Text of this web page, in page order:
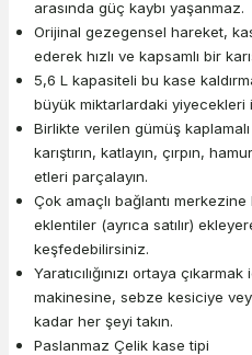
arasında güç kaybı yaşanmaz.
Orijinal gezegensel hareket,
ederek hızlı ve kapsamlı bir
5,6 L kapasiteli bu kase
büyük miktarlardaki yiyecekleri
Birlikte verilen gümüş
karıştırın, katlayın, çırpın,
etleri parçalayın.
Çok amaçlı bağlantı
eklentiler (ayrıca satılır)
keşfedebilirsiniz.
Yaratıcılığınızı ortaya
makinesine, sebze kesiciye
kadar her şeyi takın.
Paslanmaz Çelik kase tipi